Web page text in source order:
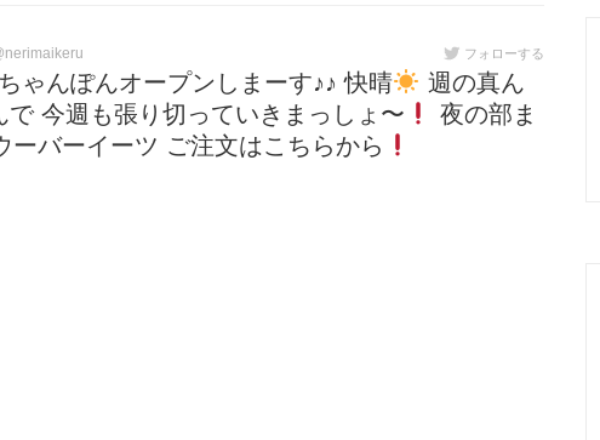
フォローする
ゃんぽんオープンしまーす♪♪ 快晴
週の真ん
今週も張り切っていきまっしょ〜
夜の部ま
ーバーイーツ ご注文はこちらから